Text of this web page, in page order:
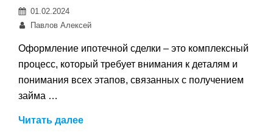
Posted
on
01.02.2024
Автор:
Павлов Алексей
Оформление ипотечной сделки – это комплексный
процесс, который требует внимания к деталям и
понимания всех этапов, связанных с получением
займа …
Читать далееСколько